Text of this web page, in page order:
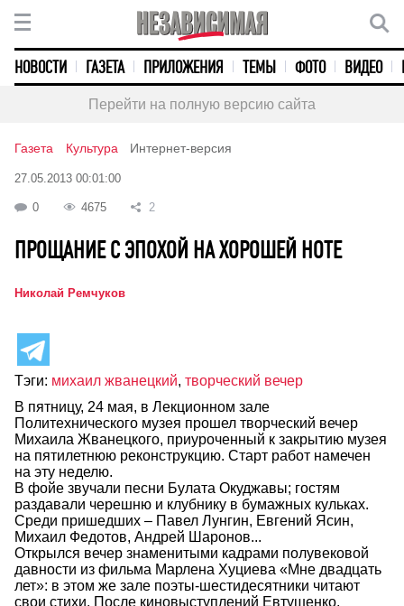
НОВОСТИ ГАЗЕТА ПРИЛОЖЕНИЯ ТЕМЫ ФОТО ВИДЕО
Перейти на полную версию сайта
Газета Культура Интернет-версия
27.05.2013 00:01:00
0 4675 2
ПРОЩАНИЕ С ЭПОХОЙ НА ХОРОШЕЙ НОТЕ
Николай Ремчуков
Тэги: михаил жванецкий, творческий вечер
В пятницу, 24 мая, в Лекционном зале
Политехнического музея прошел творческий вечер
Михаила Жванецкого, приуроченный к закрытию музея
на пятилетнюю реконструкцию. Старт работ намечен
на эту неделю.
В фойе звучали песни Булата Окуджавы; гостям
раздавали черешню и клубнику в бумажных кульках.
Среди пришедших – Павел Лунгин, Евгений Ясин,
Михаил Федотов, Андрей Шаронов...
Открылся вечер знаменитыми кадрами полувековой
давности из фильма Марлена Хуциева «Мне двадцать
лет»: в этом же зале поэты-шестидесятники читают
свои стихи. После киновыступлений Евтушенко,